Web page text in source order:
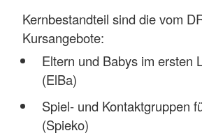
Kernbestandteil sind die vom
Kursangebote:
Eltern und Babys im ersten
(ElBa)
Spiel- und Kontaktgruppen
(Spieko)